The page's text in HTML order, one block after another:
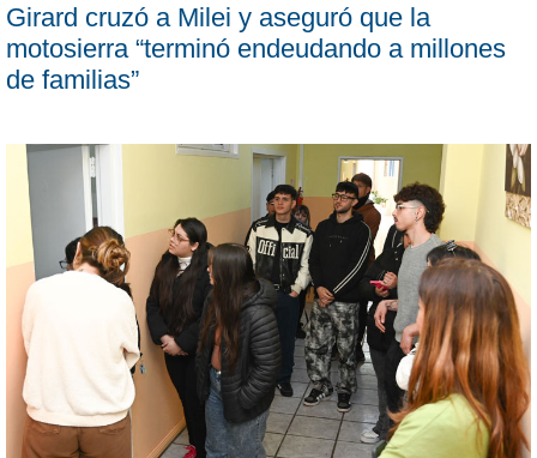
Girard cruzó a Milei y aseguró que la
motosierra “terminó endeudando a millones
de familias”